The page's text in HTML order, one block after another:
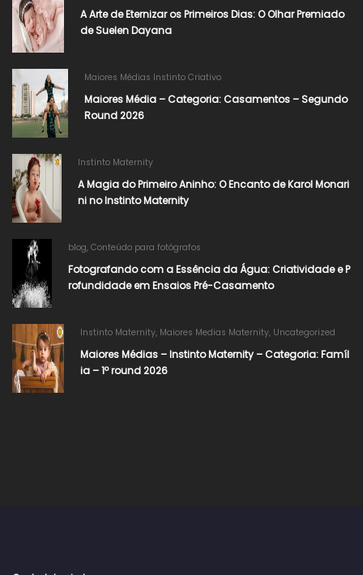
A Arte de Eternizar os Primeiros Dias: O Olhar Premiado
de Suelen Dayana​
Maiores Médias Instinto Criativo
Maiores Média – Categoria: Casamentos – Segundo
Round 2026
Instinto Maternity
A Magia do Primeiro Aninho: O Encanto de Karol Monari
ni no Instinto Maternity
blog,Conteúdo para fotógrafos
Fotografando com a Essência da Água: Criatividade e P
rofundidade em Ensaios Pré-Casamento
Instinto Maternity, Maiores Medias Maternity, Uncategorized
Maiores Médias – Instinto Maternity – Categoria: Famíl
ia – 1º round 2026